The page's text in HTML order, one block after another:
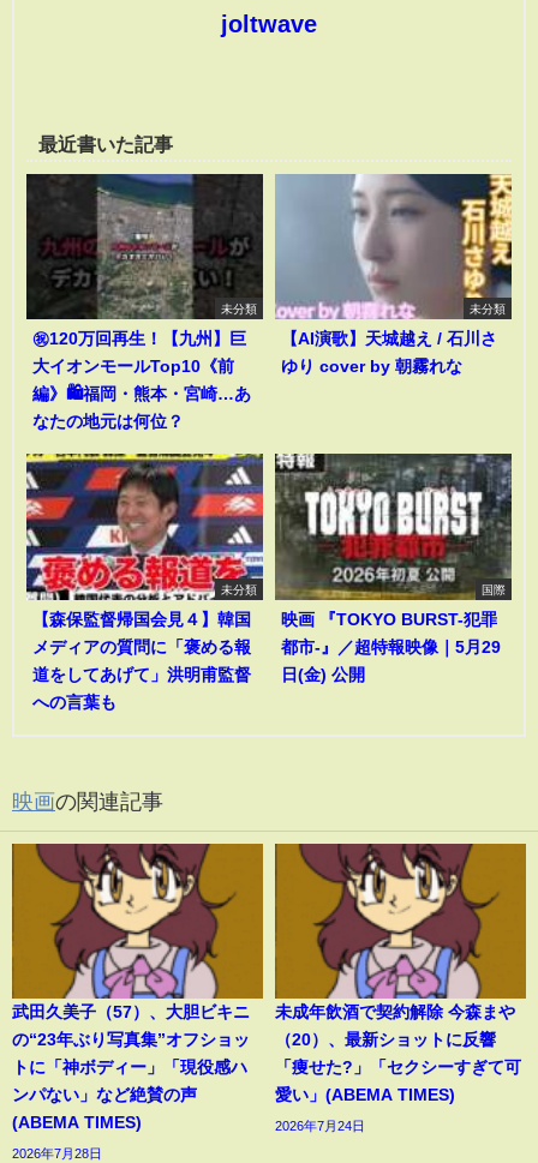
joltwave
最近書いた記事
未分類
㊗️120万回再生！【九州】巨
大イオンモールTop10《前
編》🛍️福岡・熊本・宮崎…あ
なたの地元は何位？
未分類
【AI演歌】天城越え / 石川さ
ゆり cover by 朝霧れな
未分類
【森保監督帰国会見４】韓国
メディアの質問に「褒める報
道をしてあげて」洪明甫監督
への言葉も
国際
映画 『TOKYO BURST-犯罪
都市-』／超特報映像｜5月29
日(金) 公開
映画の関連記事
武田久美子（57）、大胆ビキニ
の“23年ぶり写真集”オフショッ
トに「神ボディー」「現役感ハ
ンパない」など絶賛の声
(ABEMA TIMES)
2026年7月28日
未成年飲酒で契約解除 今森まや
（20）、最新ショットに反響
「痩せた?」「セクシーすぎて可
愛い」(ABEMA TIMES)
2026年7月24日